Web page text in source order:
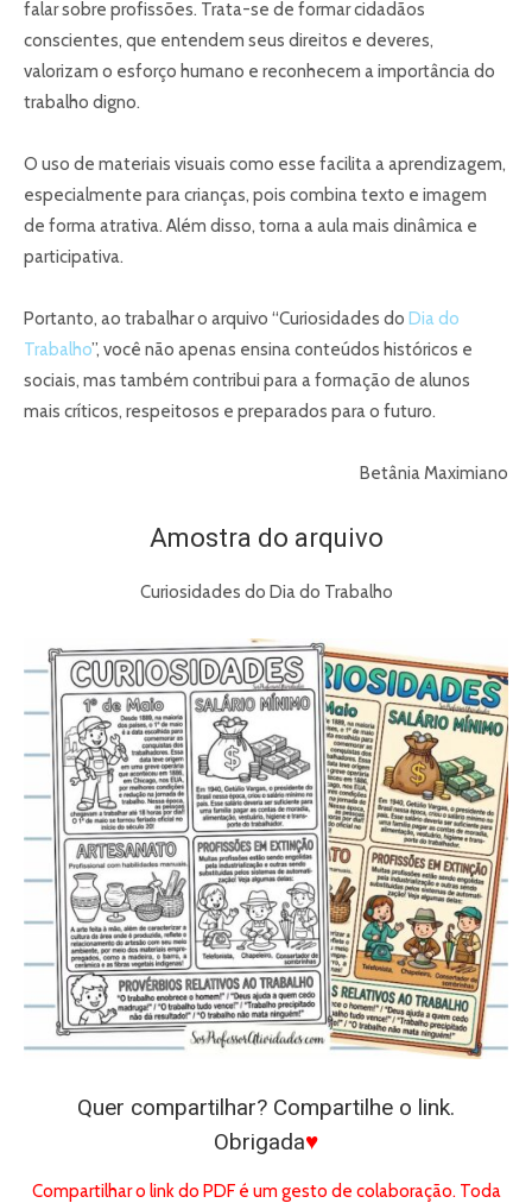
falar sobre profissões. Trata-se de formar cidadãos
conscientes, que entendem seus direitos e deveres,
valorizam o esforço humano e reconhecem a importância do
trabalho digno.
O uso de materiais visuais como esse facilita a aprendizagem,
especialmente para crianças, pois combina texto e imagem
de forma atrativa. Além disso, torna a aula mais dinâmica e
participativa.
Portanto, ao trabalhar o arquivo “Curiosidades do Dia do
Trabalho”, você não apenas ensina conteúdos históricos e
sociais, mas também contribui para a formação de alunos
mais críticos, respeitosos e preparados para o futuro.
Betânia Maximiano
Amostra do arquivo
Curiosidades do Dia do Trabalho
Quer compartilhar? Compartilhe o link.
Obrigada♥
Compartilhar o link do PDF é um gesto de colaboração. Toda